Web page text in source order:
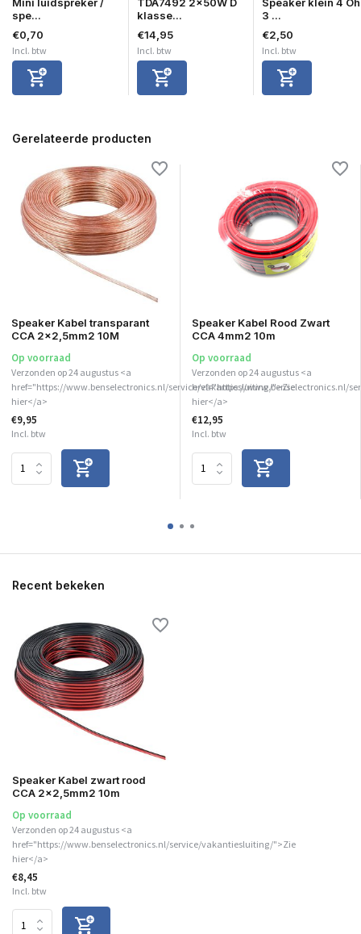
spe...
€0,70
Incl. btw
klasse...
€14,95
Incl. btw
3 ...
€2,50
Incl. btw
Gerelateerde producten
Speaker Kabel transparant
CCA 2x2,5mm2 10M
Op voorraad
Verzonden op 24 augustus <a
href="https://www.benselectronics.nl/service/vakantiesluiting/">Zie
hier</a>
€9,95
Incl. btw
Speaker Kabel Rood Zwart
CCA 4mm2 10m
Op voorraad
Verzonden op 24 augustus <a
href="https://www.benselectronics.nl/
hier</a>
€12,95
Incl. btw
Recent bekeken
Speaker Kabel zwart rood
CCA 2x2,5mm2 10m
Op voorraad
Verzonden op 24 augustus <a
href="https://www.benselectronics.nl/service/vakantiesluiting/">Zie
hier</a>
€8,45
Incl. btw